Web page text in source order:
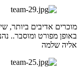
מוכרים אדיבים ביותר,
באופן מפורט ומוסבר..
אליה שלמה